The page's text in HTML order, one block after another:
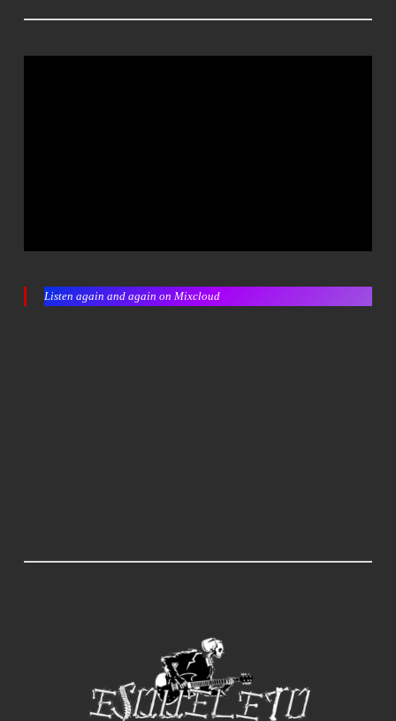
Listen again and again on Mixcloud